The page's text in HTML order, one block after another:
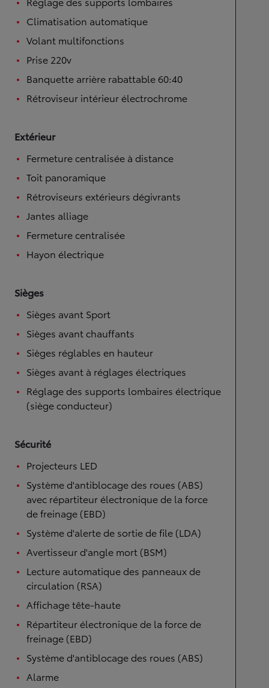
Climatisation automatique
Volant multifonctions
Prise 220v
Banquette arrière rabattable 60:40
Rétroviseur intérieur électrochrome
Extérieur
Fermeture centralisée à distance
Toit panoramique
Rétroviseurs extérieurs dégivrants
Jantes alliage
Fermeture centralisée
Hayon électrique
Sièges
Sièges avant Sport
Sièges avant chauffants
Sièges réglables en hauteur
Sièges avant à réglages électriques
Réglage des supports lombaires électrique
(siège conducteur)
Sécurité
Projecteurs LED
Système d'antiblocage des roues (ABS)
avec répartiteur électronique de la force
de freinage (EBD)
Système d'alerte de sortie de file (LDA)
Avertisseur d'angle mort (BSM)
Lecture automatique des panneaux de
circulation (RSA)
Affichage tête-haute
Répartiteur électronique de la force de
freinage (EBD)
Système d'antiblocage des roues (ABS)
Alarme